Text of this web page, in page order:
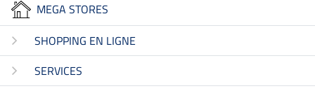
MEGA STORES
SHOPPING EN LIGNE
SERVICES